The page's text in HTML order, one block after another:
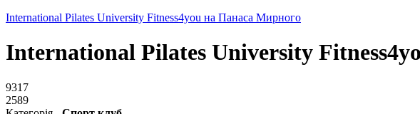
International Pilates University Fitness4you на Панаса Мирного
International Pilates University
9317
2589